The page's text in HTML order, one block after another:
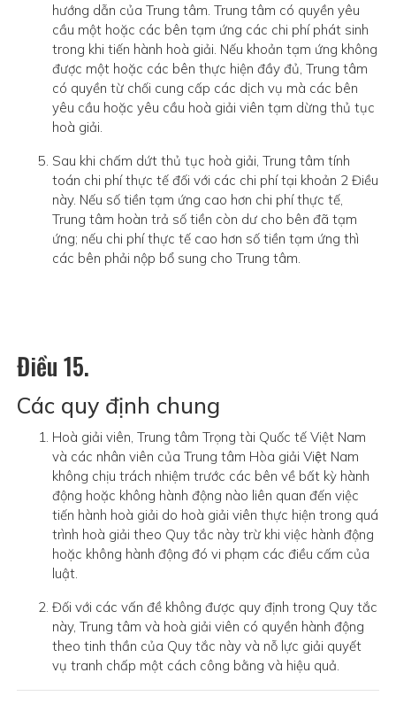
hướng dẫn của Trung tâm. Trung tâm có quyền yêu
cầu một hoặc các bên tạm ứng các chi phí phát sinh
trong khi tiến hành hoà giải. Nếu khoản tạm ứng không
được một hoặc các bên thực hiện đầy đủ, Trung tâm
có quyền từ chối cung cấp các dịch vụ mà các bên
yêu cầu hoặc yêu cầu hoà giải viên tạm dừng thủ tục
hoà giải.
Sau khi chấm dứt thủ tục hoà giải, Trung tâm tính
toán chi phí thực tế đối với các chi phí tại khoản 2 Điều
này. Nếu số tiền tạm ứng cao hơn chi phí thực tế,
Trung tâm hoàn trả số tiền còn dư cho bên đã tạm
ứng; nếu chi phí thực tế cao hơn số tiền tạm ứng thì
các bên phải nộp bổ sung cho Trung tâm.
Điều 15.
Các quy định chung
Hoà giải viên, Trung tâm Trọng tài Quốc tế Việt Nam
và các nhân viên của Trung tâm Hòa giải Việt Nam
không chịu trách nhiệm trước các bên về bất kỳ hành
động hoặc không hành động nào liên quan đến việc
tiến hành hoà giải do hoà giải viên thực hiện trong quá
trình hoà giải theo Quy tắc này trừ khi việc hành động
hoặc không hành động đó vi phạm các điều cấm của
luật.
Đối với các vấn đề không được quy định trong Quy tắc
này, Trung tâm và hoà giải viên có quyền hành động
theo tinh thần của Quy tắc này và nỗ lực giải quyết
vụ tranh chấp một cách công bằng và hiệu quả.